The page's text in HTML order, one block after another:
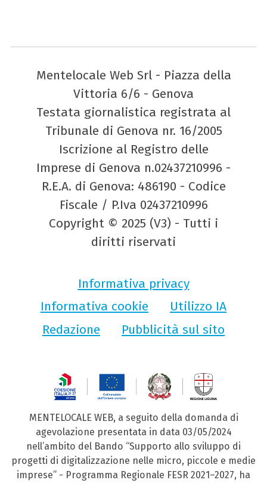
Mentelocale Web Srl - Piazza della
Vittoria 6/6 - Genova
Testata giornalistica registrata al
Tribunale di Genova nr. 16/2005
Iscrizione al Registro delle
Imprese di Genova n.02437210996 -
R.E.A. di Genova: 486190 - Codice
Fiscale / P.Iva 02437210996
Copyright © 2025 (V3) - Tutti i
diritti riservati
Informativa privacy
Informativa cookie
Utilizzo IA
Redazione
Pubblicità sul sito
MENTELOCALE WEB, a seguito della domanda di
agevolazione presentata in data 03/05/2024
nell’ambito del Bando “Supporto allo sviluppo di
progetti di digitalizzazione nelle micro, piccole e medie
imprese” - Programma Regionale FESR 2021–2027, ha